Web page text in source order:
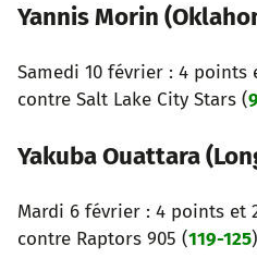
Yannis Morin
Samedi 10 février : 4 points
contre Salt Lake City Stars (
Yakuba Ouattara
Mardi 6 février : 4 points et
contre Raptors 905 (119-125)